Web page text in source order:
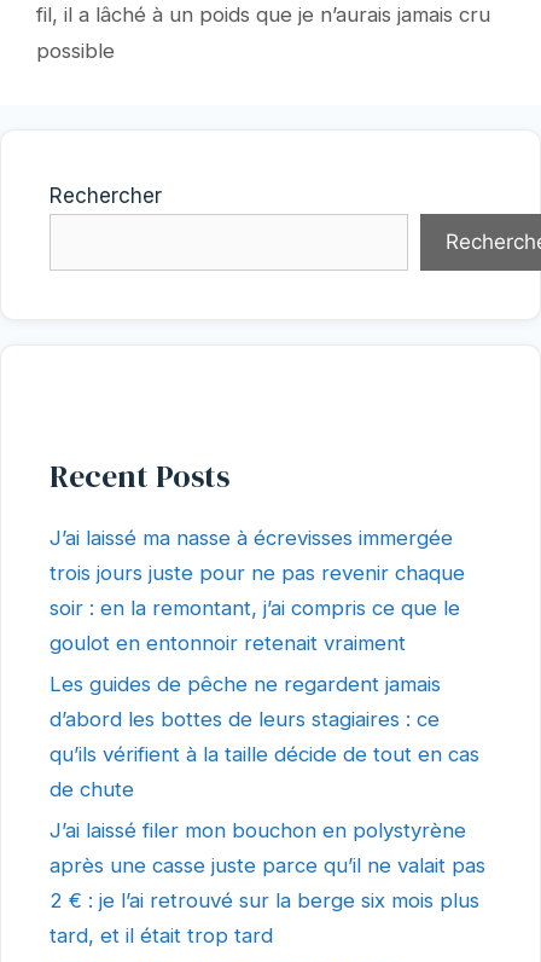
fil, il a lâché à un poids que je n’aurais jamais cru
possible
Rechercher
Recent Posts
J’ai laissé ma nasse à écrevisses immergée
trois jours juste pour ne pas revenir chaque
soir : en la remontant, j’ai compris ce que le
goulot en entonnoir retenait vraiment
Les guides de pêche ne regardent jamais
d’abord les bottes de leurs stagiaires : ce
qu’ils vérifient à la taille décide de tout en cas
de chute
J’ai laissé filer mon bouchon en polystyrène
après une casse juste parce qu’il ne valait pas
2 € : je l’ai retrouvé sur la berge six mois plus
tard, et il était trop tard